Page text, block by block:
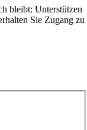
bleibt: Unterstützen
Sie Zugang zu